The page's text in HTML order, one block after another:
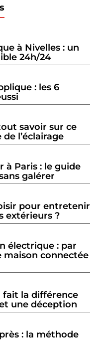
à Nivelles : un
24h/24
: les 6
savoir sur ce
l’éclairage
à Paris : le guide
galérer
pour entretenir
extérieurs ?
électrique : par
connectée
fait la différence
une déception
: la méthode